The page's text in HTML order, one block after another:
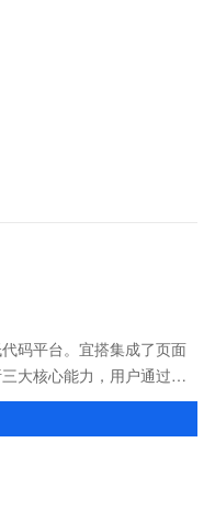
码平台。宜搭集成了页面
大核心能力，用户通过简
建，让企业、政府、教育